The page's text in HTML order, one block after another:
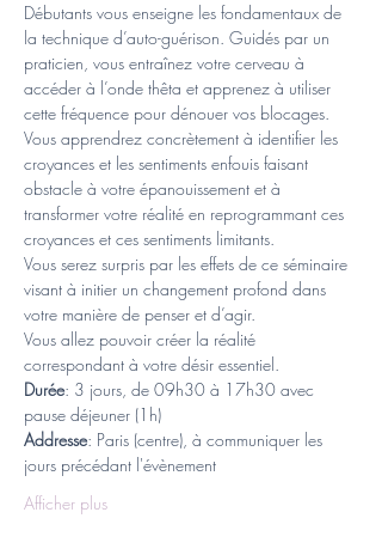
Débutants vous enseigne les fondamentaux de
la technique d’auto-guérison. Guidés par un
praticien, vous entraînez votre cerveau à
accéder à l’onde thêta et apprenez à utiliser
cette fréquence pour dénouer vos blocages.
Vous apprendrez concrètement à identifier les
croyances et les sentiments enfouis faisant
obstacle à votre épanouissement et à
transformer votre réalité en reprogrammant ces
croyances et ces sentiments limitants.
Vous serez surpris par les effets de ce séminaire
visant à initier un changement profond dans
votre manière de penser et d’agir.
Vous allez pouvoir créer la réalité
correspondant à votre désir essentiel.
Durée: 3 jours, de 09h30 à 17h30 avec
pause déjeuner (1h)
Addresse: Paris (centre), à communiquer les
jours précédant l'évènement
Afficher plus